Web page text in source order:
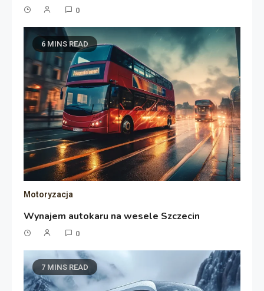
0
6 MINS READ
Motoryzacja
Wynajem autokaru na wesele Szczecin
0
7 MINS READ